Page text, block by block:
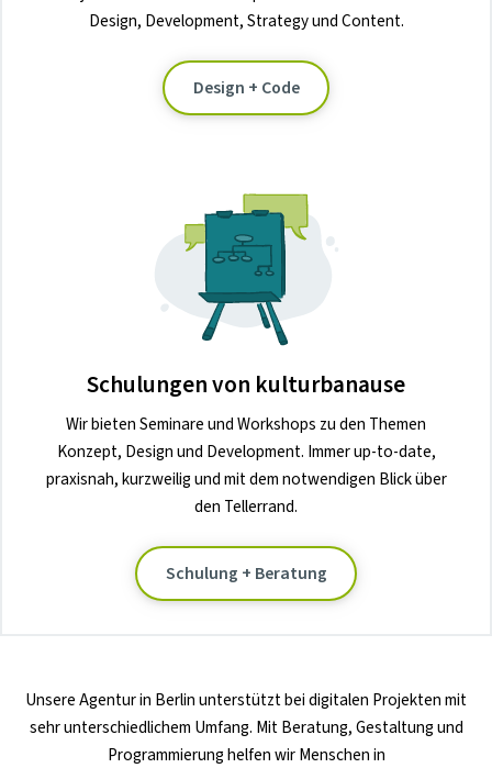
Design, Development, Strategy und Content.
Design + Code
Schulungen von kulturbanause
Wir bieten Seminare und Workshops zu den Themen
Konzept, Design und Development. Immer up-to-date,
praxisnah, kurzweilig und mit dem notwendigen Blick über
den Tellerrand.
Schulung + Beratung
UnsereAgentur in Berlinunterstützt bei digitalen Projekten mit
sehr unterschiedlichem Umfang. Mit Beratung, Gestaltung und
Programmierung helfen wir Menschen in